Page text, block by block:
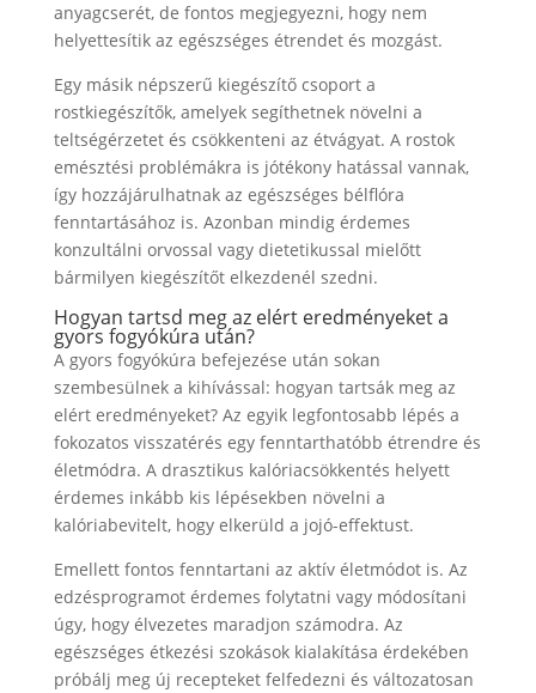
anyagcserét, de fontos megjegyezni, hogy nem
helyettesítik az egészséges étrendet és mozgást.
Egy másik népszerű kiegészítő csoport a
rostkiegészítők, amelyek segíthetnek növelni a
teltségérzetet és csökkenteni az étvágyat. A rostok
emésztési problémákra is jótékony hatással vannak,
így hozzájárulhatnak az egészséges bélflóra
fenntartásához is. Azonban mindig érdemes
konzultálni orvossal vagy dietetikussal mielőtt
bármilyen kiegészítőt elkezdenél szedni.
Hogyan tartsd meg az elért eredményeket a
gyors fogyókúra után?
A gyors fogyókúra befejezése után sokan
szembesülnek a kihívással: hogyan tartsák meg az
elért eredményeket? Az egyik legfontosabb lépés a
fokozatos visszatérés egy fenntarthatóbb étrendre és
életmódra. A drasztikus kalóriacsökkentés helyett
érdemes inkább kis lépésekben növelni a
kalóriabevitelt, hogy elkerüld a jojó-effektust.
Emellett fontos fenntartani az aktív életmódot is. Az
edzésprogramot érdemes folytatni vagy módosítani
úgy, hogy élvezetes maradjon számodra. Az
egészséges étkezési szokások kialakítása érdekében
próbálj meg új recepteket felfedezni és változatosan